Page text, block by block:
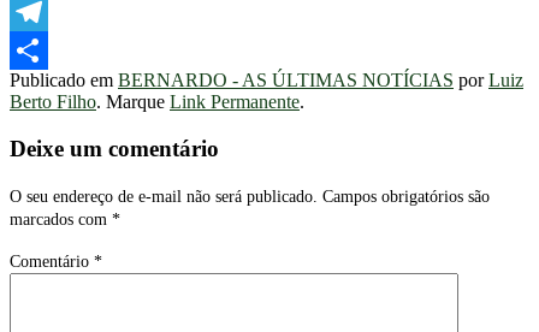
WhatsApp
Telegram
Share
Publicado em BERNARDO - AS ÚLTIMAS NOTÍCIAS porLuiz
Berto Filho. Marque Link Permanente.
Deixe um comentário
O seu endereço de e-mail não será publicado. Campos obrigatórios são
marcados com *
Comentário *